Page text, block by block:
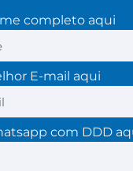
completo aqui
E-mail aqui
com DDD